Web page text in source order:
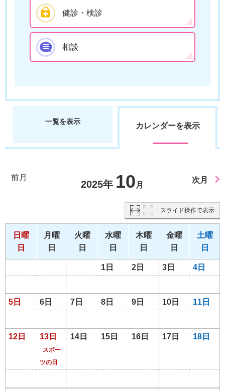
健診・検診
相談
一覧を表示 カレンダーを表示
前月
2025年 10 月
次月
スライド操作で表示
日曜
日
月曜
日
火曜
日
水曜
日
木曜
日
金曜
日
土曜
日
1日 2日 3日 4日
5日 6日 7日 8日 9日 10日 11日
12日 13日
スポー
ツの日
14日 15日 16日 17日 18日